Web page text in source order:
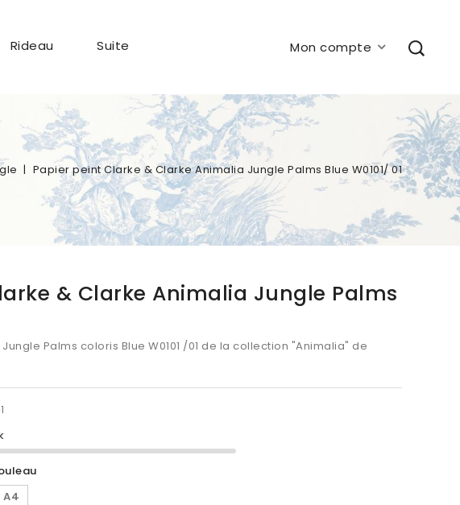
Mon compte
Rideau Suite
Papier peint Clarke & Clarke Animalia Jungle Palms Blue W0101/ 01
& Clarke Animalia Jungle Palms
Palms coloris Blue W0101 /01 de la collection "Animalia" de